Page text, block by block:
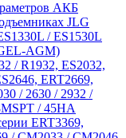
АКБ
JLG
/ ES1530L
AGM)
/ R1932, ES2032,
ERT2669,
/ 2630 / 2932 /
/ 45HA
ERT3369,